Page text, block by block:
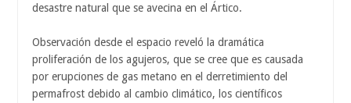
desastre natural que se avecina en el Ártico.
Observación desde el espacio reveló la dramática
proliferación de los agujeros, que se cree que es causada
por erupciones de gas metano en el derretimiento del
permafrost debido al cambio climático, los científicos